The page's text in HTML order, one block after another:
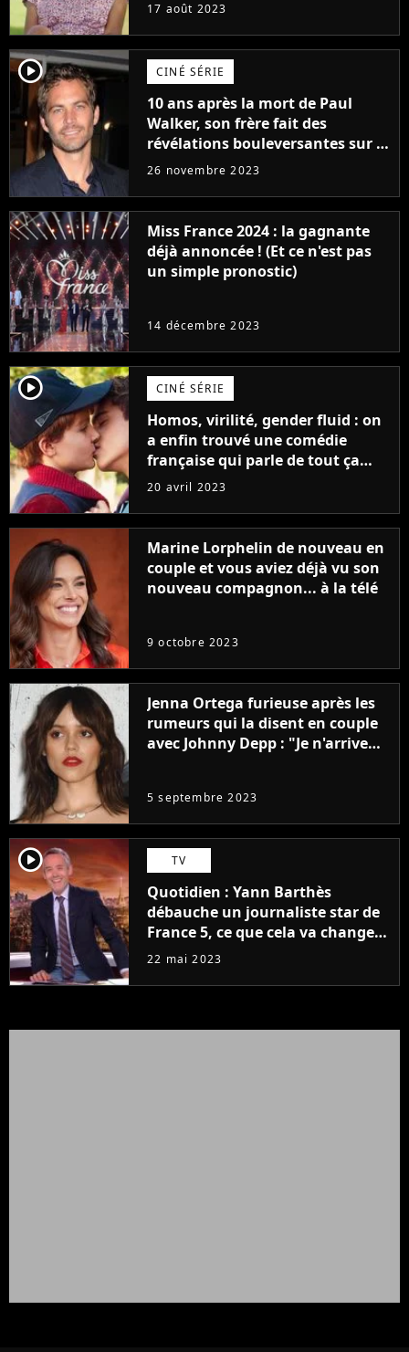
17 août 2023
player2 CINÉ SÉRIE
10 ans après la mort de Paul
Walker, son frère fait des
révélations bouleversantes sur la
réaction des acteurs de Fast and
26 novembre 2023
Miss France 2024 : la gagnante
déjà annoncée ! (Et ce n'est pas
un simple pronostic)
14 décembre 2023
player2 CINÉ SÉRIE
Homos, virilité, gender fluid : on
a enfin trouvé une comédie
française qui parle de tout ça
sans être super ringarde
20 avril 2023
Marine Lorphelin de nouveau en
couple et vous aviez déjà vu son
nouveau compagnon... à la télé
9 octobre 2023
Jenna Ortega furieuse après les
rumeurs qui la disent en couple
avec Johnny Depp : "Je n'arrive
5 septembre 2023
player2 TV
Quotidien : Yann Barthès
débauche un journaliste star de
France 5, ce que cela va changer
à la rentrée
22 mai 2023